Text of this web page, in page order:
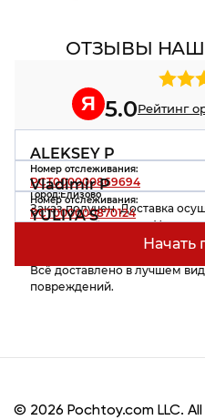
ОТЗЫВЫ
Я 5.0Рейтинг
ALEKSEY P
Номер отслеживания:
PCT000000869694
Город:Елизово
Заказ получен. Доставка
контрольного срока.
удовлетворён полностью!
Vladimir P
Номер отслеживания:
PCT000000870124
Город:Нижний Новгород
Посылка была в пути 8 дней,
Упакована аккуратно, вещи в
YULIYA S
Всё доставлено в лучшем
повреждений.
Начать
© 2026 Pochtoy.com LLC.